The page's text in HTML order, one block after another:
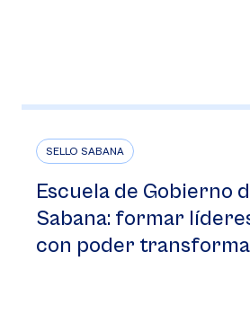
SELLO SABANA
Escuela de Gobierno
Sabana: formar
con poder